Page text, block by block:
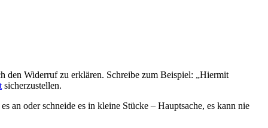
den Widerruf zu erklären. Schreibe zum Beispiel: „Hiermit
sicherzustellen.
an oder schneide es in kleine Stücke – Hauptsache, es kann nie